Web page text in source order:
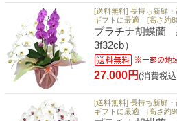
[送料無料] 長持ち新鮮・
ギフトに最適 [高さ約
プラチナ胡蝶蘭
3f32cb）
27,000円 (消費税
[送料無料] 長持ち新鮮・
ギフトに最適 [高さ約